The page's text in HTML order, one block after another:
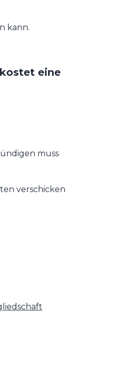
kann.
eine
muss
verschicken